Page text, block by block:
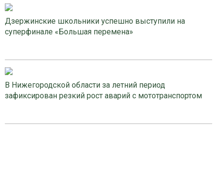
Дзержинские школьники успешно выступили на
суперфинале «Большая перемена»
В Нижегородской области за летний период
зафиксирован резкий рост аварий с мототранспортом